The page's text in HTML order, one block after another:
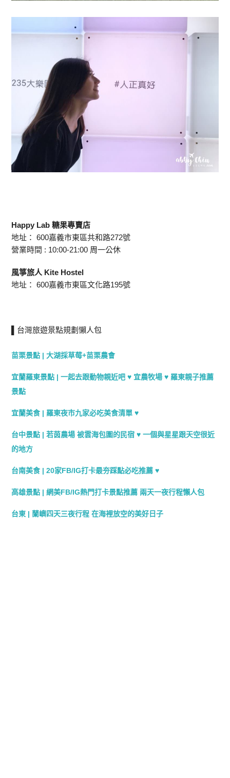
Happy Lab 糖果專賣店
地址： 600嘉義市東區共和路272號
營業時間 : 10:00-21:00 周一公休
風箏旅人 Kite Hostel
地址： 600嘉義市東區文化路195號
▌台灣旅遊景點規劃懶人包
苗栗景點 | 大湖採草莓+苗栗農會
宜蘭羅東景點 | 一起去跟動物親近吧 ♥ 宜農牧場 ♥ 羅東親子推薦
景點
宜蘭美食 | 羅東夜市九家必吃美食清單 ♥
台中景點 | 若茵農場 被雲海包圍的民宿 ♥ 一個與星星跟天空很近
的地方
台南美食 | 20家FB/IG打卡最夯踩點必吃推薦 ♥
高雄景點 | 網美FB/IG熱門打卡景點推薦 兩天一夜行程懶人包
台東 | 蘭嶼四天三夜行程 在海裡放空的美好日子